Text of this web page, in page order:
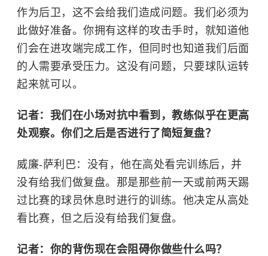
作为后卫，这不会给我们造成问题。我们必须为
此做好准备。你拥有这样的攻击手时，就知道他
们会在进攻端完成工作，但同时也知道我们后面
的人需要承受压力。这没有问题，只要球队运转
起来就可以。
记者：我们在小场对抗中看到，教练似乎在更高
处观察。你们之后是否进行了简短复盘？
威廉-萨利巴：没有，他在高处看完训练后，并
没有给我们做复盘。那是那些前一天或前两天踢
过比赛的球员休息时进行的训练。他决定从高处
看比赛，但之后没有给我们复盘。
记者：你的背伤现在会阻碍你做些什么吗？